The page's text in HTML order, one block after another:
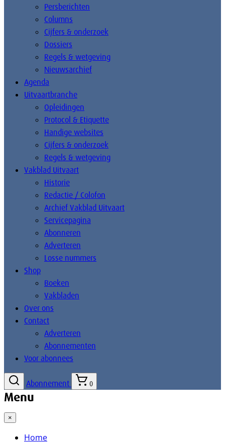
Persberichten
Columns
Cijfers & onderzoek
Dossiers
Regels & wetgeving
Nieuwsarchief
Agenda
Uitvaartbranche
Opleidingen
Protocol & Etiquette
Handige websites
Cijfers & onderzoek
Regels & wetgeving
Vakblad Uitvaart
Historie
Redactie / Colofon
Archief Vakblad Uitvaart
Servicepagina
Abonneren
Adverteren
Losse nummers
Shop
Boeken
Vakbladen
Over ons
Contact
Adverteren
Abonnementen
Voor abonnees
Abonnement 0
Menu
×
Home